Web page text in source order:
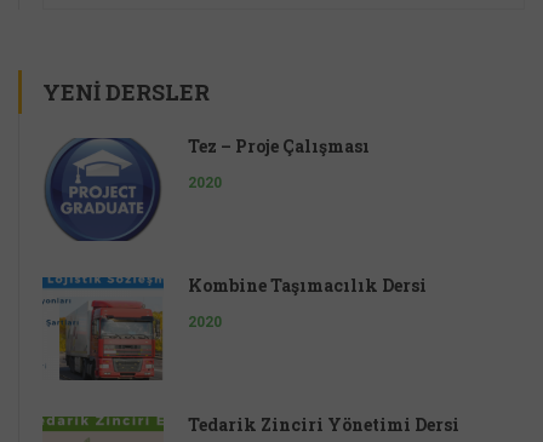
YENI DERSLER
Tez – Proje Çalışması
2020
Kombine Taşımacılık Dersi
2020
Tedarik Zinciri Yönetimi Dersi